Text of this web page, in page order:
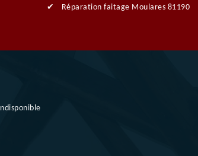
Réparation faitage Moulares 81190